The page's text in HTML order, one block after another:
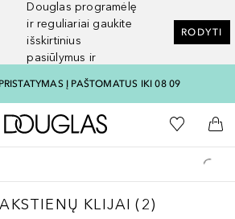
Douglas programėlę
ir reguliariai gaukite
išskirtinius
pasiūlymus ir
RODYTI
Į PAŠTOMATUS IKI 08 09
Į Douglas pagrindinį
Į mano
Į
KLIJAI2
KLIJAI (2)